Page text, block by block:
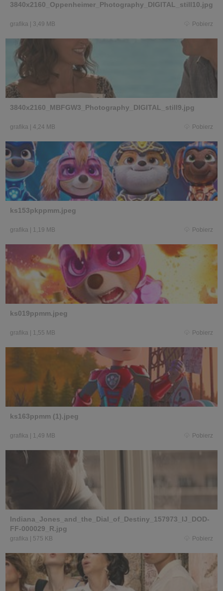
3840x2160_Oppenheimer_Photography_DIGITAL_still10.jpg
grafika 3,49 MB Pobierz
3840x2160_MBFGW3_Photography_DIGITAL_still9.jpg
grafika 4,24 MB Pobierz
ks153pkppmm.jpeg
grafika 1,19 MB Pobierz
ks019ppmm.jpeg
grafika 1,55 MB Pobierz
ks163ppmm (1).jpeg
grafika 1,49 MB Pobierz
Indiana_Jones_and_the_Dial_of_Destiny_157973_IJ_DOD-
FF-000029_R.jpg
grafika 575 KB Pobierz